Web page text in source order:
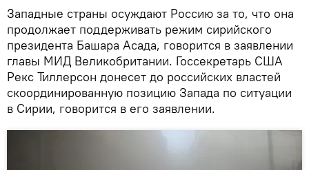
Западные страны осуждают Россию за то, что она
продолжает поддерживать режим сирийского
президента Башара Асада, говорится в заявлении
главы МИД Великобритании. Госсекретарь США
Рекс Тиллерсон донесет до российских властей
скоординированную позицию Запада по ситуации
в Сирии, говорится в его заявлении.